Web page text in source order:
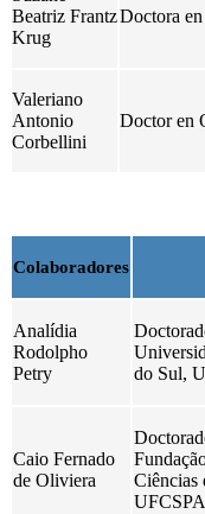
Beatriz Frantz
Krug
Doctora
Valeriano
Antonio
Corbellini
Doctor en
Colaboradores
Analídia
Rodolpho
Petry
do Sul,
Caio Fernado
de Oliviera
Ciências
UFCSPA